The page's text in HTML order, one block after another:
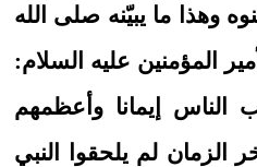
وهذا ما يبيّنه صلى الله
المؤمنين عليه السلام:
الناس إيمانا وأعظمهم
الزمان لم يلحقوا النبي